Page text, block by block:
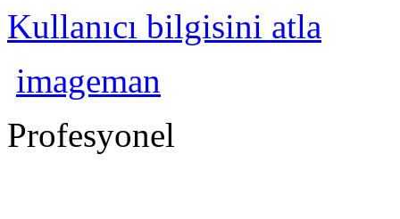
Kullanıcı bilgisini atla
imageman
Profesyonel